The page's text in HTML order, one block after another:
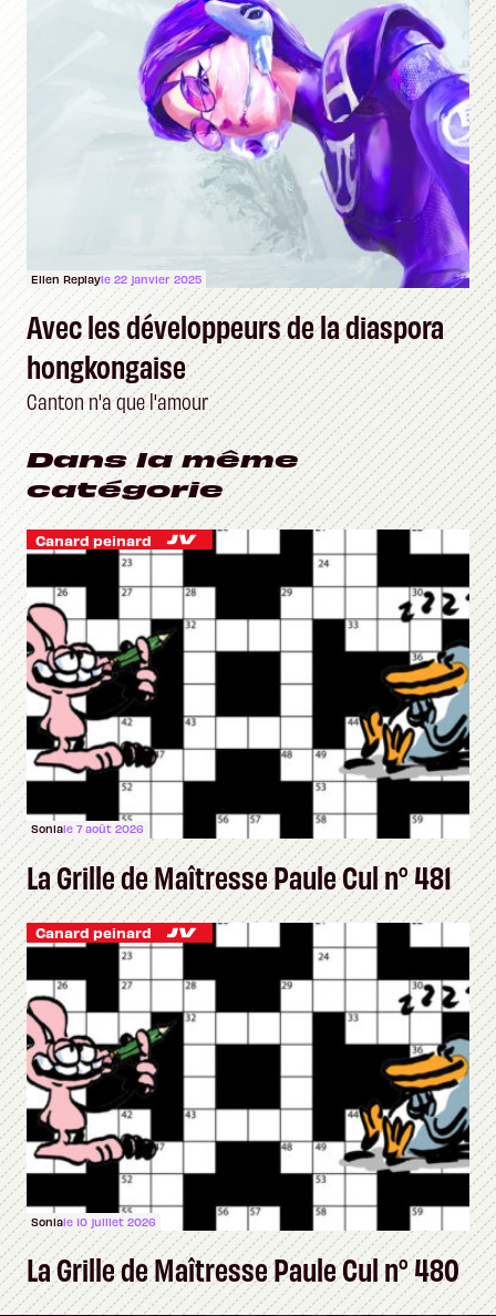
Ellen Replayle 22 janvier 2025
Avec les développeurs de la diaspora
hongkongaise
Canton n'a que l'amour
Dans la même
catégorie
Canard peinard
Soniale 7 août 2026
La Grille de Maîtresse Paule Cul n° 481
Canard peinard
Soniale 10 juillet 2026
La Grille de Maîtresse Paule Cul n° 480